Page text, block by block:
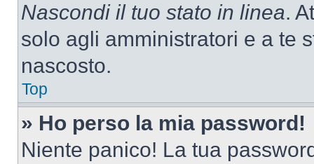
Nascondi il tuo stato in linea.
solo agli amministratori e a te
nascosto.
Top
» Ho perso la mia password!
Niente panico! La tua